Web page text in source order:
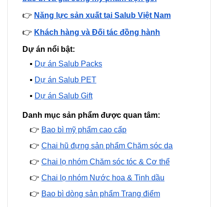
👉 Năng lực sản xuất tại Salub Việt Nam
👉 Khách hàng và Đối tác đồng hành
Dự án nổi bật:
▪️ Dự án Salub Packs
▪️ Dự án Salub PET
▪️ Dự án Salub Gift
Danh mục sản phẩm được quan tâm:
👉 Bao bì mỹ phẩm cao cấp
👉 Chai hũ đựng sản phẩm Chăm sóc da
👉 Chai lọ nhóm Chăm sóc tóc & Cơ thể
👉 Chai lọ nhóm Nước hoa & Tinh dầu
👉 Bao bì dòng sản phẩm Trang điểm